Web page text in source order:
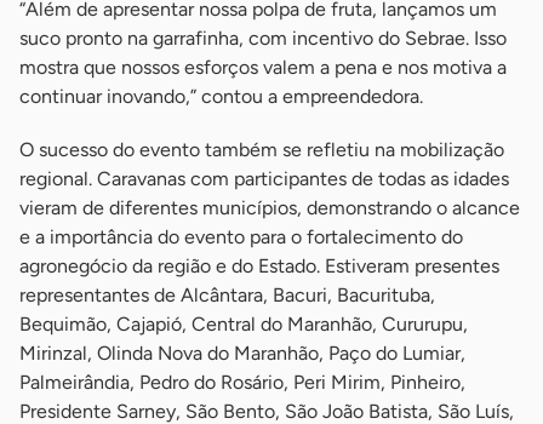
“Além de apresentar nossa polpa de fruta, lançamos um
suco pronto na garrafinha, com incentivo do Sebrae. Isso
mostra que nossos esforços valem a pena e nos motiva a
continuar inovando,” contou a empreendedora.
O sucesso do evento também se refletiu na mobilização
regional. Caravanas com participantes de todas as idades
vieram de diferentes municípios, demonstrando o alcance
e a importância do evento para o fortalecimento do
agronegócio da região e do Estado. Estiveram presentes
representantes de Alcântara, Bacuri, Bacurituba,
Bequimão, Cajapió, Central do Maranhão, Cururupu,
Mirinzal, Olinda Nova do Maranhão, Paço do Lumiar,
Palmeirândia, Pedro do Rosário, Peri Mirim, Pinheiro,
Presidente Sarney, São Bento, São João Batista, São Luís,